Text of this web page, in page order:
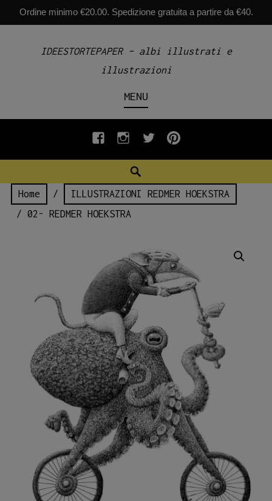
Ordine minimo €20.00. Spedizione gratuita a partire da €40.
IDEESTORTEPAPER – albi illustrati e
illustrazioni
MENU
fb INSTAGRAM
twiterpinterest
Home /
ILLUSTRAZIONI REDMER HOEKSTRA
/ 02- REDMER HOEKSTRA